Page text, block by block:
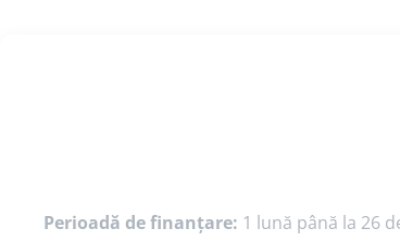
Perioadă de finanțare: 1 lună până la 26